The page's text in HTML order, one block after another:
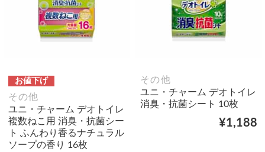
お値下げ
その他
ユニ・チャーム デオトイレ
複数ねこ用 消臭・抗菌シー
ト ふんわり香るナチュラル
ソープの香り 16枚
その他
ユニ・チャーム デオトイレ
消臭・抗菌シート 10枚
¥1,188